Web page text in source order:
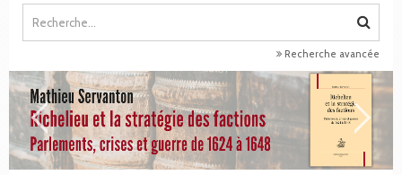
Recherche avancée